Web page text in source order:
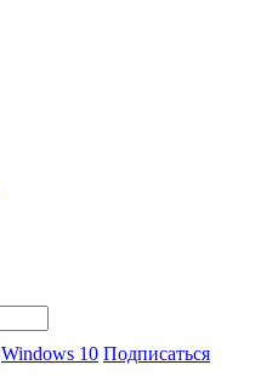
Windows 10 Подписаться